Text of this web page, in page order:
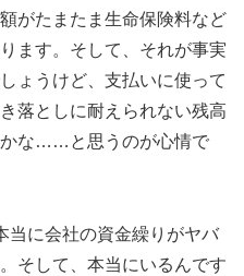
がたまたま生命保険料など
ます。そして、それが事実
ょうけど、支払いに使って
落としに耐えられない残高
かな……と思うのが心情で
当に会社の資金繰りがヤバ
そして、本当にいるんです